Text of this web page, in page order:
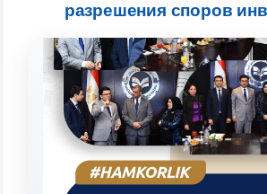
разрешения споров
Выберите тему — затем появятся
конкретные вопросы:
1. Документы (бакалавр) (5)
3. Собеседование (бакалавр) (8)
4. Собеседование (магистр) (5)
6. Онлайн-заявки (15)